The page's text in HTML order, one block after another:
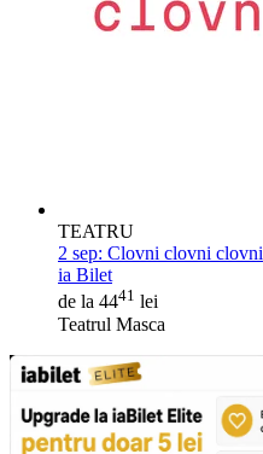
TEATRU
2 sep: Clovni clovni clovni
ia Bilet
de la 4441 lei
Teatrul Masca